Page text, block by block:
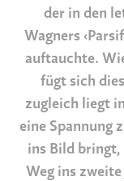
der in den
Wagners
auftauchte.
fügt sich
zugleich liegt
eine Spannung
ins Bild bringt,
Weg ins